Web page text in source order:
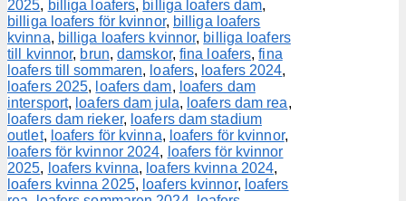
2025, billiga loafers, billiga loafers dam,
billiga loafers för kvinnor, billiga loafers
kvinna, billiga loafers kvinnor, billiga loafers
till kvinnor, brun,damskor, fina loafers,fina
loafers till sommaren, loafers, loafers 2024,
loafers 2025, loafers dam, loafers dam
intersport, loafers dam jula, loafers dam rea,
loafers dam rieker, loafers dam stadium
outlet, loafers för kvinna, loafers för kvinnor,
loafers för kvinnor 2024, loafers för kvinnor
2025, loafers kvinna, loafers kvinna 2024,
loafers kvinna 2025, loafers kvinnor, loafers